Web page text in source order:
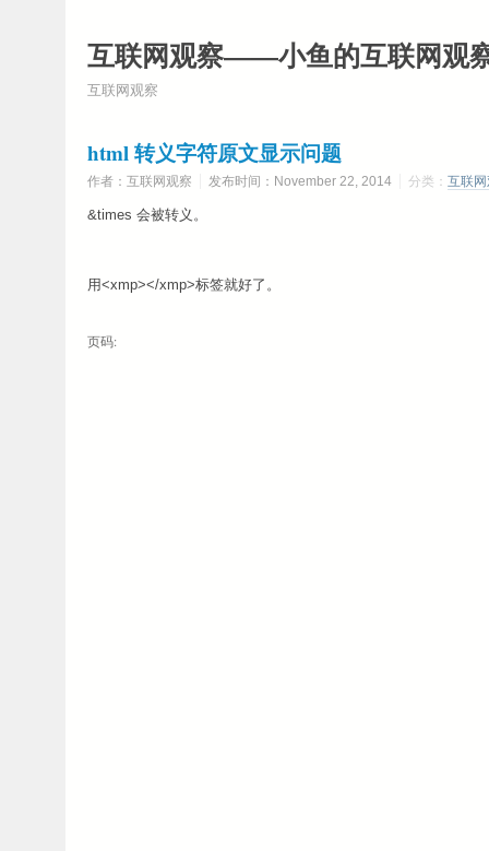
互联网观察——小鱼的互联网观
互联网观察
html 转义字符原文显示问题
作者：互联网观察 发布时间：November 22, 2014 分类： 互联
&times 会被转义。
用<xmp></xmp>标签就好了。
页码: